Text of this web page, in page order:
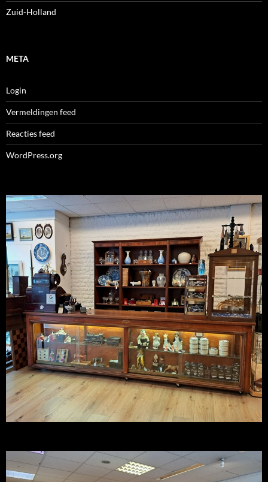
Zuid-Holland
META
Login
Vermeldingen feed
Reacties feed
WordPress.org